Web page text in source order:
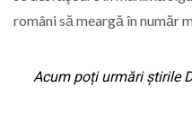
români să meargă în număr
Acum poți urmări știrile